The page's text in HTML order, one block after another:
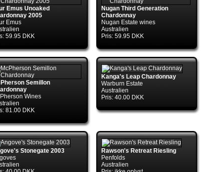
Emus Unoaked
2005
Emus
59.95 DKK
Nugan Third Generation
Chardonnay
Nugan Estate wines
Australien
Pris: 59.95 DKK
Semillon
Wines
81.00 DKK
Kanga's Leap Chardonnay
Warburn Estate
Australien
Pris: 40.00 DKK
Stonegate 2003
Rawson's Retreat Riesling
Penfolds
Australien